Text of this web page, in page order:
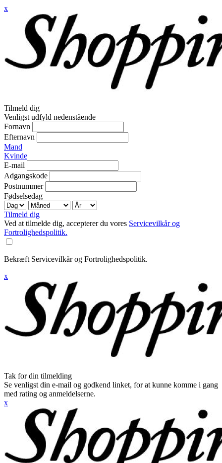
x
Tilmeld dig
Venligst udfyld nedenstående
Fornavn
Efternavn
Mand
Kvinde
E-mail
Adgangskode
Postnummer
Fødselsedag
Tilmeld dig
Ved at tilmelde dig, accepterer du vores Servicevilkår og
Fortrolighedspolitik.
Bekræft Servicevilkår og Fortrolighedspolitik.
x
Tak for din tilmelding
Se venligst din e-mail og godkend linket, for at kunne komme i gang
med rating og anmeldelserne.
x